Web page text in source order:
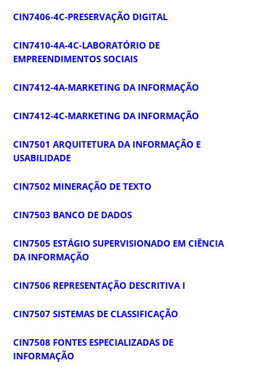
CIN7406-4C-PRESERVAÇÃO DIGITAL
CIN7410-4A-4C-LABORATÓRIO DE
EMPREENDIMENTOS SOCIAIS
CIN7412-4A-MARKETING DA INFORMAÇÃO
CIN7412-4C-MARKETING DA INFORMAÇÃO
CIN7501 ARQUITETURA DA INFORMAÇÃO E
USABILIDADE
CIN7502 MINERAÇÃO DE TEXTO
CIN7503 BANCO DE DADOS
CIN7505 ESTÁGIO SUPERVISIONADO EM CIÊNCIA
DA INFORMAÇÃO
CIN7506 REPRESENTAÇÃO DESCRITIVA I
CIN7507 SISTEMAS DE CLASSIFICAÇÃO
CIN7508 FONTES ESPECIALIZADAS DE
INFORMAÇÃO